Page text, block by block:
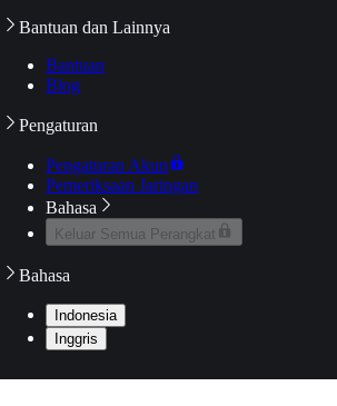
Bantuan dan Lainnya
Bantuan
Blog
Pengaturan
Pengaturan Akun
Pemeriksaan Jaringan
Bahasa
Keluar Semua Perangkat
Bahasa
Indonesia
Inggris